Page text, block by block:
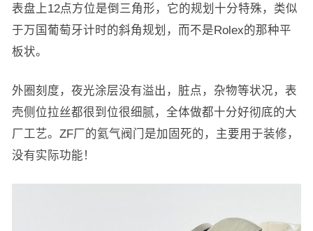
表盘上12点方位是倒三角形，它的规划十分特殊，类似
于万国葡萄牙计时的斜角规划，而不是Rolex的那种平
板状。
外圈刻度，夜光涂层没有溢出，脏点，杂物等状况，表
壳侧位拉丝都很到位很细腻，全体做都十分好彻底的大
厂工艺。ZF厂的氦气阀门是加固死的，主要用于装修，
没有实际功能！